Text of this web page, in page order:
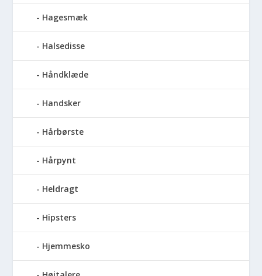
Hagesmæk
Halsedisse
Håndklæde
Handsker
Hårbørste
Hårpynt
Heldragt
Hipsters
Hjemmesko